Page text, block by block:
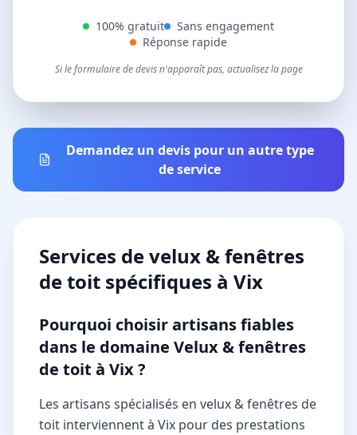
100% gratuit
Sans engagement
Réponse rapide
Si le formulaire de devis n'apparaît pas, actualisez la page
Demandez un devis pour un autre type
de service
Services develux & fenêtres
de toit spécifiques à Vix
Pourquoi choisir artisans fiables
dans le domaine Velux & fenêtres
de toit à Vix ?
Les artisans spécialisés en velux & fenêtres de
toit interviennent à Vix pour des prestations